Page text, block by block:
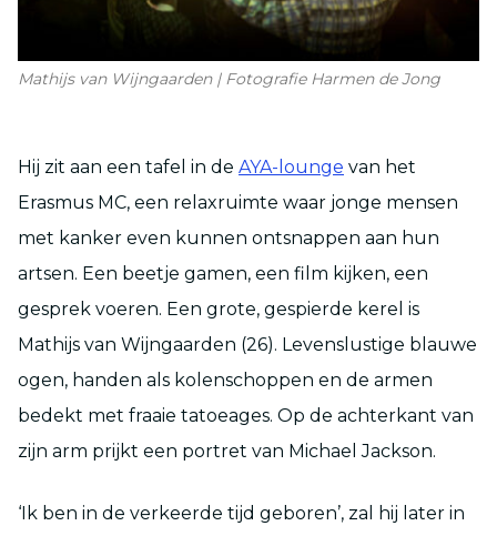
Mathijs van Wijngaarden | Fotografie Harmen de Jong
Hij zit aan een tafel in de AYA-lounge van het
Erasmus MC, een relaxruimte waar jonge mensen
met kanker even kunnen ontsnappen aan hun
artsen. Een beetje gamen, een film kijken, een
gesprek voeren. Een grote, gespierde kerel is
Mathijs van Wijngaarden (26). Levenslustige blauwe
ogen, handen als kolenschoppen en de armen
bedekt met fraaie tatoeages. Op de achterkant van
zijn arm prijkt een portret van Michael Jackson.
‘Ik ben in de verkeerde tijd geboren’, zal hij later in